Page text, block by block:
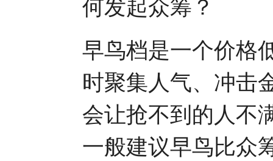
早鸟档是一个价格
时聚集人气、冲击
会让抢不到的人不
一般建议早鸟比众